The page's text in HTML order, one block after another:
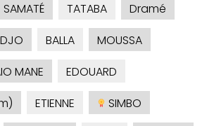
SAMATÉ TATABA
Dramé
BALLA
MOUSSA
MANE
EDOUARD
ETIENNE
SIMBO